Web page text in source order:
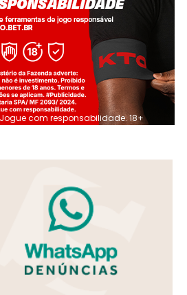
Jogue com responsabilidade. 18+